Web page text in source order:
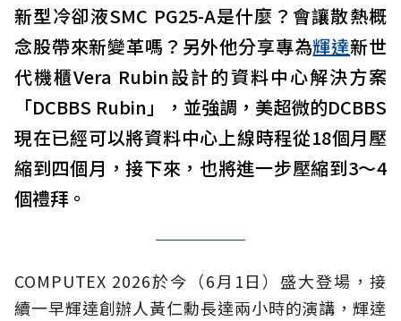
新型冷卻液SMC PG25-A是什麼？會讓散熱概
念股帶來新變革嗎？另外他分享專為輝達新世
代機櫃Vera Rubin設計的資料中心解決方案
「DCBBS Rubin」，並強調，美超微的DCBBS
現在已經可以將資料中心上線時程從18個月壓
縮到四個月，接下來，也將進一步壓縮到3～4
個禮拜。
COMPUTEX 2026於今（6月1日）盛大登場，接
續一早輝達創辦人黃仁勳長達兩小時的演講，輝達